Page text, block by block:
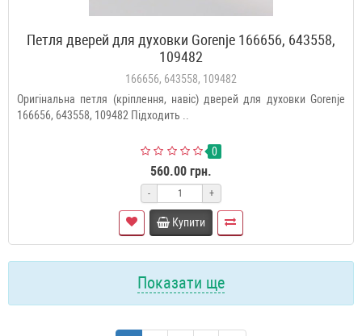
Петля дверей для духовки Gorenje 166656, 643558,
109482
166656, 643558, 109482
Оригінальна петля (кріплення, навіс) дверей для духовки Gorenje
166656, 643558, 109482 Підходить ..
0
560.00 грн.
- +
Купити
Показати ще